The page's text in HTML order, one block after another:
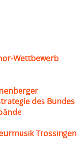
Wettbewerb
des Bundes
Trossingen